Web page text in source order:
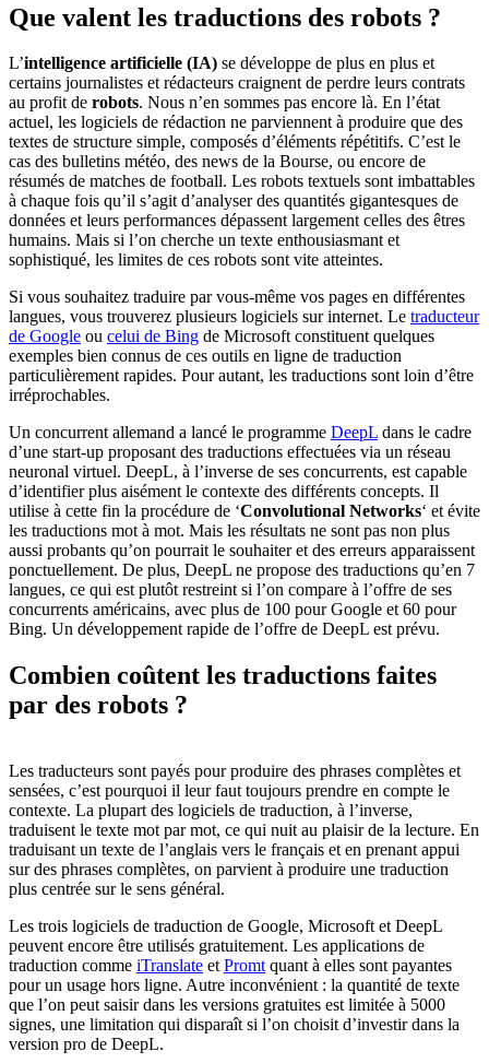
Que valent les traductions des robots ?
L’intelligence artificielle (IA) se développe de plus en plus et
certains journalistes et rédacteurs craignent de perdre leurs contrats
au profit de robots. Nous n’en sommes pas encore là. En l’état
actuel, les logiciels de rédaction ne parviennent à produire que des
textes de structure simple, composés d’éléments répétitifs. C’est le
cas des bulletins météo, des news de la Bourse, ou encore de
résumés de matches de football. Les robots textuels sont imbattables
à chaque fois qu’il s’agit d’analyser des quantités gigantesques de
données et leurs performances dépassent largement celles des êtres
humains. Mais si l’on cherche un texte enthousiasmant et
sophistiqué, les limites de ces robots sont vite atteintes.
Si vous souhaitez traduire par vous-même vos pages en différentes
langues, vous trouverez plusieurs logiciels sur internet. Le traducteur
de Google ou celui de Bing de Microsoft constituent quelques
exemples bien connus de ces outils en ligne de traduction
particulièrement rapides. Pour autant, les traductions sont loin d’être
irréprochables.
Un concurrent allemand a lancé le programme DeepL dans le cadre
d’une start-up proposant des traductions effectuées via un réseau
neuronal virtuel. DeepL, à l’inverse de ses concurrents, est capable
d’identifier plus aisément le contexte des différents concepts. Il
utilise à cette fin la procédure de ‘Convolutional Networks‘ et évite
les traductions mot à mot. Mais les résultats ne sont pas non plus
aussi probants qu’on pourrait le souhaiter et des erreurs apparaissent
ponctuellement. De plus, DeepL ne propose des traductions qu’en 7
langues, ce qui est plutôt restreint si l’on compare à l’offre de ses
concurrents américains, avec plus de 100 pour Google et 60 pour
Bing. Un développement rapide de l’offre de DeepL est prévu.
Combien coûtent les traductions faites
par des robots ?
Les traducteurs sont payés pour produire des phrases complètes et
sensées, c’est pourquoi il leur faut toujours prendre en compte le
contexte. La plupart des logiciels de traduction, à l’inverse,
traduisent le texte mot par mot, ce qui nuit au plaisir de la lecture. En
traduisant un texte de l’anglais vers le français et en prenant appui
sur des phrases complètes, on parvient à produire une traduction
plus centrée sur le sens général.
Les trois logiciels de traduction de Google, Microsoft et DeepL
peuvent encore être utilisés gratuitement. Les applications de
traduction comme iTranslate et Promt quant à elles sont payantes
pour un usage hors ligne. Autre inconvénient : la quantité de texte
que l’on peut saisir dans les versions gratuites est limitée à 5000
signes, une limitation qui disparaît si l’on choisit d’investir dans la
version pro de DeepL.